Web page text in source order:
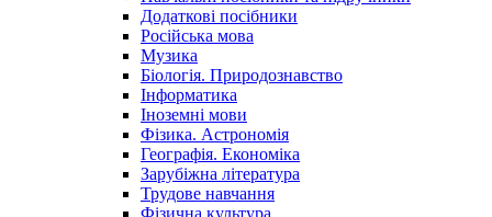
Додаткові посібники
Російська мова
Музика
Біологія. Природознавство
Інформатика
Іноземні мови
Фізика. Астрономія
Географія. Економіка
Зарубіжна література
Трудове навчання
Фізична культура